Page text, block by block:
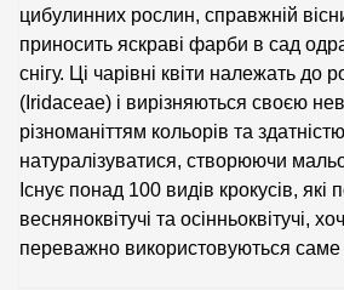
цибулинних рослин, справжній
приносить яскраві фарби в сад
снігу. Ці чарівні квіти належать до
(Iridaceae) і вирізняються своєю
різноманіттям кольорів та здатністю
натуралізуватися, створюючи
Існує понад 100 видів крокусів, які
весняноквітучі та осінньоквітучі,
переважно використовуються саме